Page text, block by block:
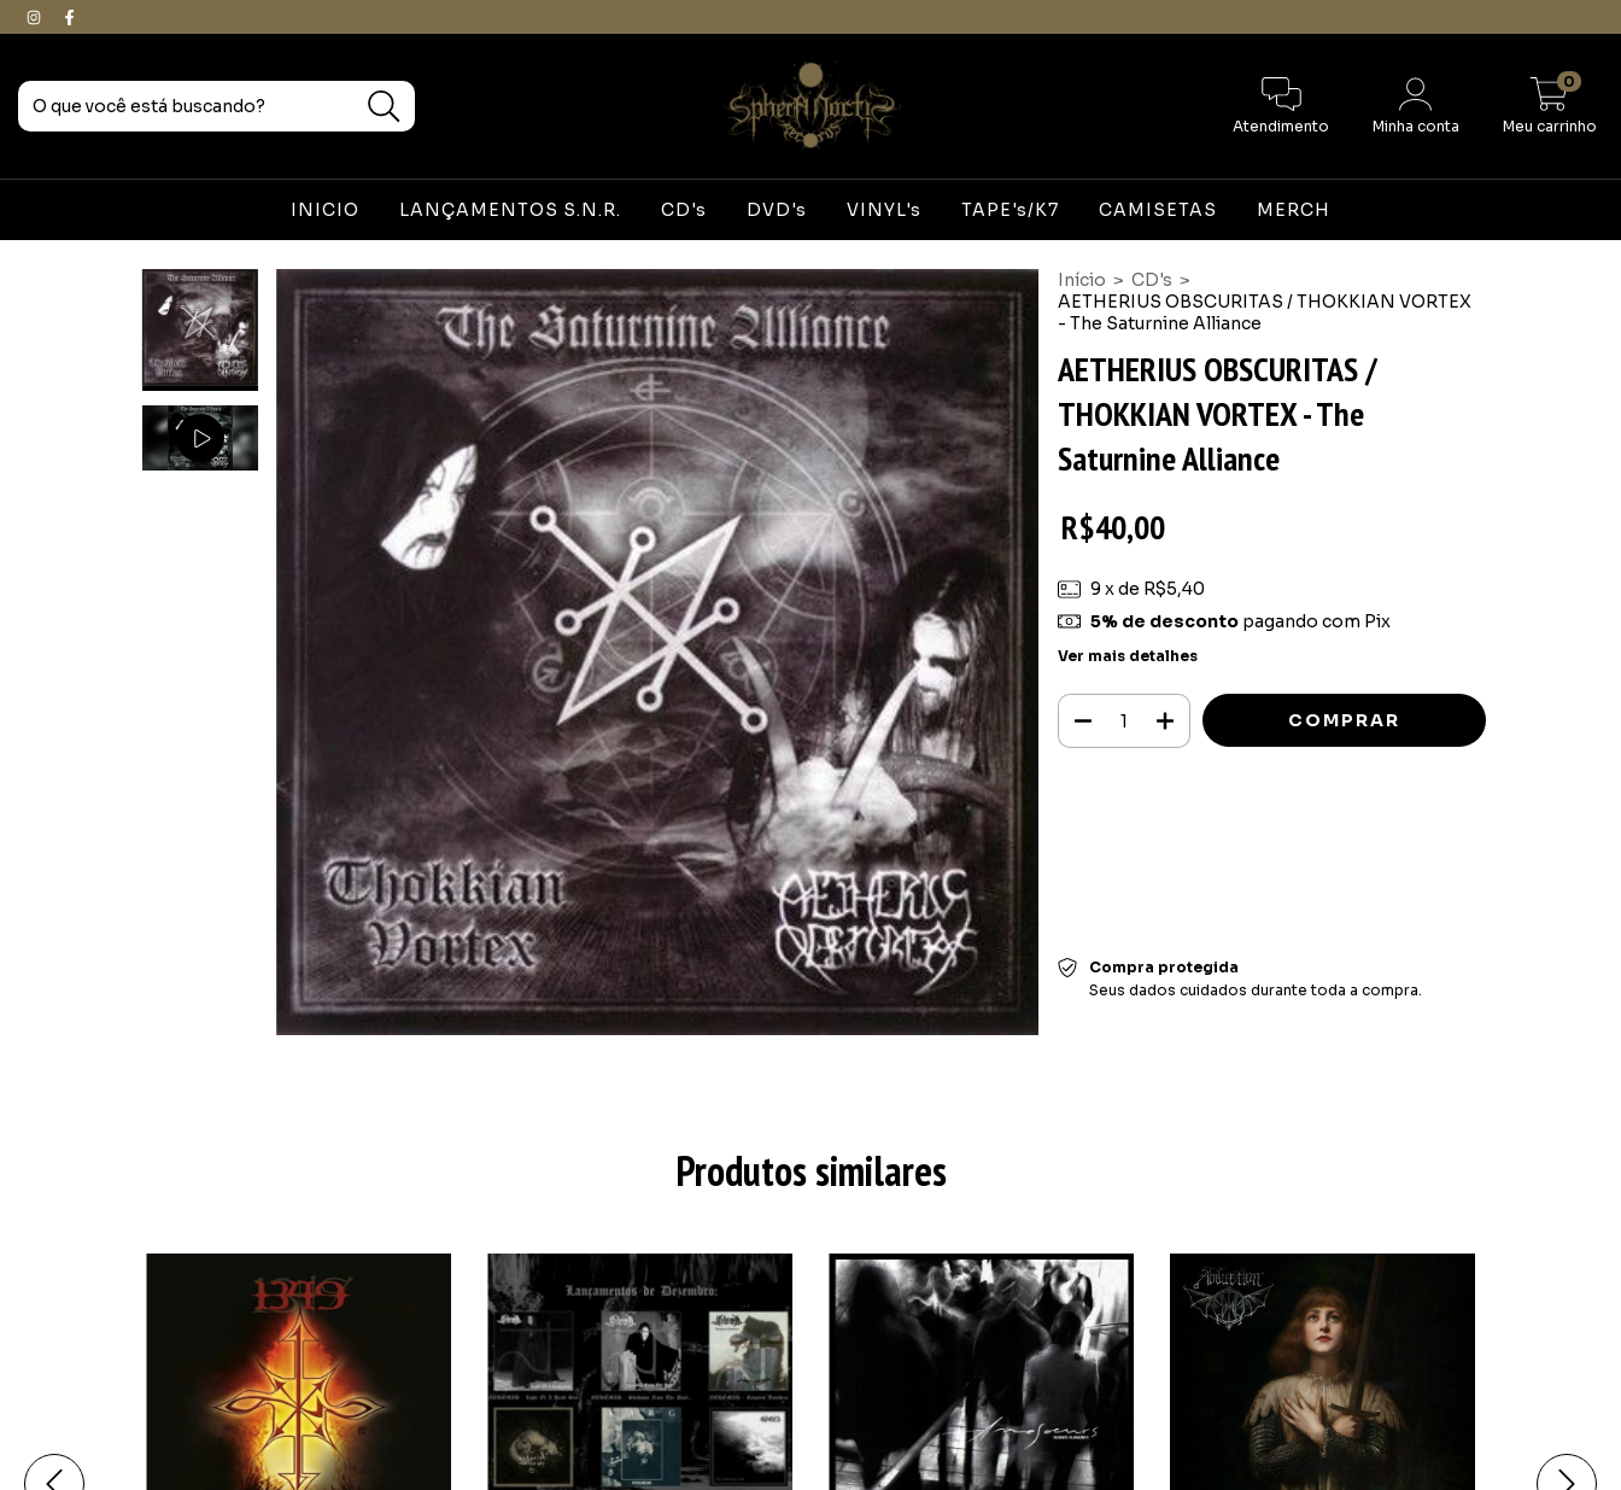
Atendimento Minha conta Meu carrinho
0
INICIO LANÇAMENTOS S.N.R. CD's DVD's VINYL's TAPE's/K7 CAMISETAS MERCH
Início > CD's >
AETHERIUS OBSCURITAS / THOKKIAN VORTEX
- The Saturnine Alliance
AETHERIUS OBSCURITAS /
THOKKIAN VORTEX - The
Saturnine Alliance
R$40,00
9 x de R$5,40
5% de descontopagando com Pix
Ver mais detalhes
Compra protegida
Seus dados cuidados durante toda a compra.
Produtos similares